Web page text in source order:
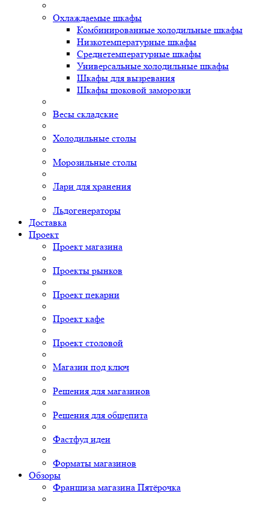
Охлаждаемые шкафы
Комбинированные холодильные шкафы
Низкотемпературные шкафы
Среднетемпературные шкафы
Универсальные холодильные шкафы
Шкафы для вызревания
Шкафы шоковой заморозки
Весы складские
Холодильные столы
Морозильные столы
Лари для хранения
Льдогенераторы
Доставка
Проект
Проект магазина
Проекты рынков
Проект пекарни
Проект кафе
Проект столовой
Магазин под ключ
Решения для магазинов
Решения для общепита
Фастфуд идеи
Форматы магазинов
Обзоры
Франшиза магазина Пятёрочка